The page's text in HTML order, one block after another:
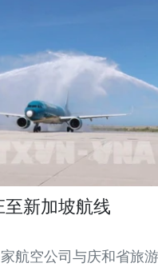
新加坡航线
航空公司与庆和省旅